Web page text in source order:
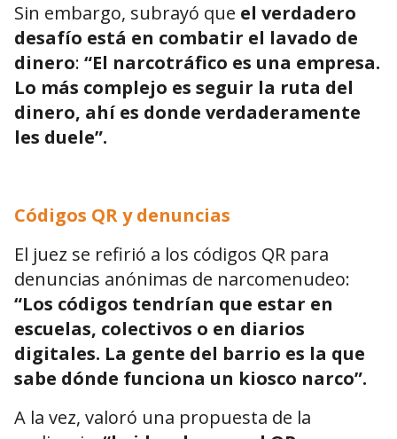
Sin embargo, subrayó que el verdadero
desafío está en combatir el lavado de
dinero: “El narcotráfico es una empresa.
Lo más complejo es seguir la ruta del
dinero, ahí es donde verdaderamente
les duele”.
Códigos QR y denuncias
El juez se refirió a los códigos QR para
denuncias anónimas de narcomenudeo:
“Los códigos tendrían que estar en
escuelas, colectivos o en diarios
digitales. La gente del barrio es la que
sabe dónde funciona un kiosco narco”.
A la vez, valoró una propuesta de la